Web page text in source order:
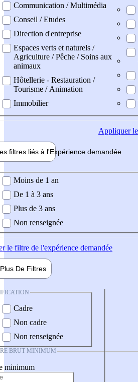
Communication / Multimédia
Conseil / Etudes
Direction d'entreprise
Espaces verts et naturels /
Agriculture / Pêche / Soins aux
animaux
Hôtellerie - Restauration /
Tourisme / Animation
Immobilier
Appliquerle
filtres liés à l'Expérience demandée
demandée
Moins de 1 an
De 1 à 3 ans
Plus de 3 ans
Non renseignée
le filtre de l'expérience demandée
Plus De Filtres
Cadre
Non cadre
Non renseignée
BRUT MINIMUM
minimum